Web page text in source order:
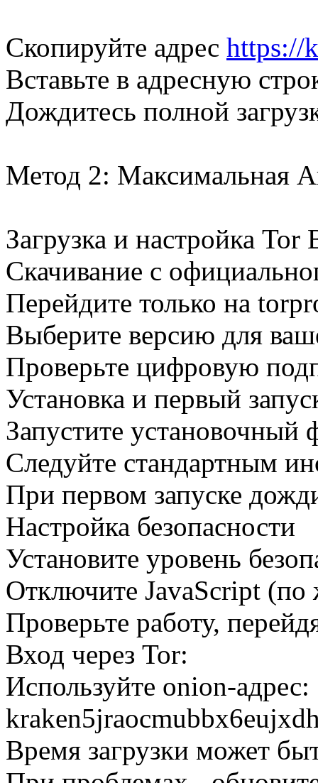
Скопируйте адрес https://
Вставьте в адресную
Дождитесь полной
Метод 2: Максимальная
Загрузка и настройка Tor
Скачивание с
Перейдите только на
Выберите версию для
Проверьте цифровую
Установка и первый
Запустите установочный
Следуйте стандартным
При первом запуске
Настройка безопасности
Установите уровень
Отключите JavaScript
Проверьте работу,
Вход через Tor:
Используйте onion-адрес:
Время загрузки может